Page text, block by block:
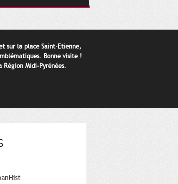
sur la place Saint-Etienne,
Bonne visite !
Midi-Pyrénées.